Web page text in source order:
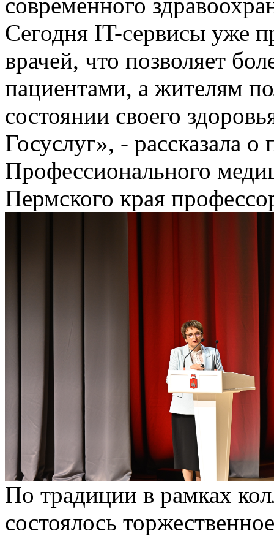
Сегодня IT-сервисы уже
врачей, что позволяет
пациентами, а жителям
состоянии своего
Госуслуг», - рассказала о
Профессионального
Пермского края
По традиции в рамках
состоялось